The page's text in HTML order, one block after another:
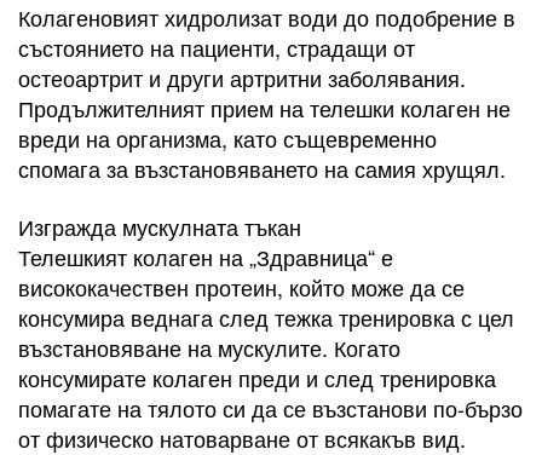
Колагеновият хидролизат води до подобрение в
състоянието на пациенти, страдащи от
остеоартрит и други артритни заболявания.
Продължителният прием на телешки колаген не
вреди на организма, като същевременно
спомага за възстановяването на самия хрущял.
Изгражда мускулната тъкан
Телешкият колаген на „Здравница“ е
висококачествен протеин, който може да се
консумира веднага след тежка тренировка с цел
възстановяване на мускулите. Когато
консумирате колаген преди и след тренировка
помагате на тялото си да се възстанови по-бързо
от физическо натоварване от всякакъв вид.